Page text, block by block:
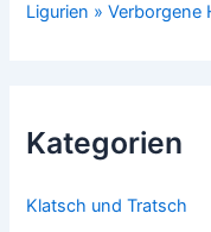
Ligurien » Verborgene
Kategorien
Klatsch und Tratsch